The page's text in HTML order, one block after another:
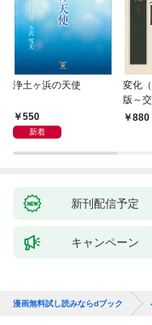
浄土ヶ浜の天使
550
新着
変化
版～
聞（1
880
新刊配信予定
キャンペーン
漫画無料試し読みならdブック